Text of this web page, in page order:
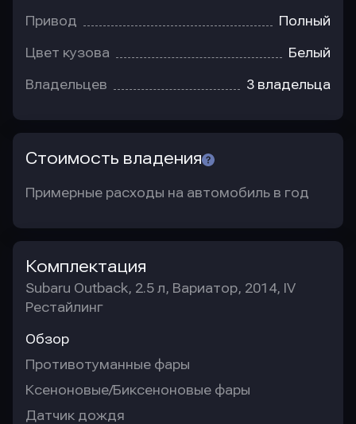
Привод Полный
Цвет кузова Белый
Владельцев 3 владельца
Стоимость владения
Примерные расходы на автомобиль в год
Комплектация
Subaru Outback, 2.5 л, Вариатор, 2014, IV
Рестайлинг
Обзор
Противотуманные фары
Ксеноновые/Биксеноновые фары
Датчик дождя